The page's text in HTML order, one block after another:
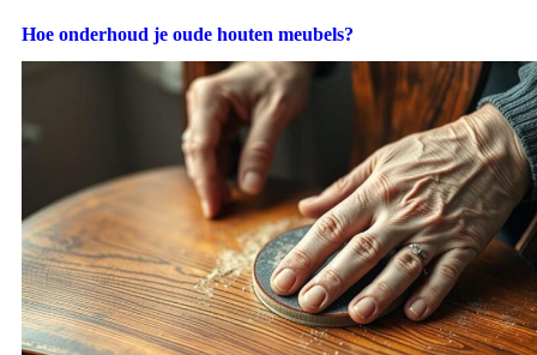
Hoe onderhoud je oude houten meubels?